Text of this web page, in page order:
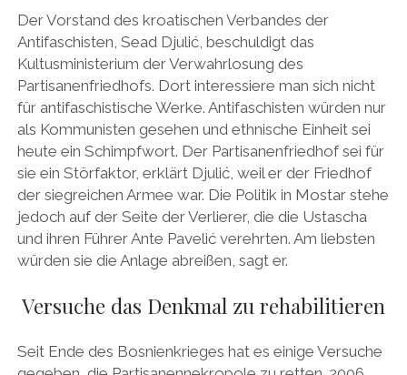
Der Vorstand des kroatischen Verbandes der
Antifaschisten, Sead Djulić, beschuldigt das
Kultusministerium der Verwahrlosung des
Partisanenfriedhofs. Dort interessiere man sich nicht
für antifaschistische Werke. Antifaschisten würden nur
als Kommunisten gesehen und ethnische Einheit sei
heute ein Schimpfwort. Der Partisanenfriedhof sei für
sie ein Störfaktor, erklärt Djulić, weil er der Friedhof
der siegreichen Armee war. Die Politik in Mostar stehe
jedoch auf der Seite der Verlierer, die die Ustascha
und ihren Führer Ante Pavelić verehrten. Am liebsten
würden sie die Anlage abreißen, sagt er.
Versuche das Denkmal zu rehabilitieren
Seit Ende des Bosnienkrieges hat es einige Versuche